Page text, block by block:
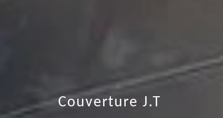
Couverture J.T